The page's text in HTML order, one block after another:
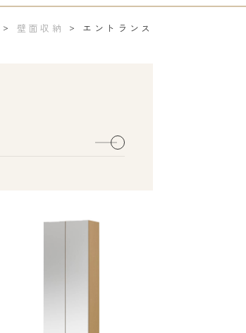
> 壁面収納 > エントランス